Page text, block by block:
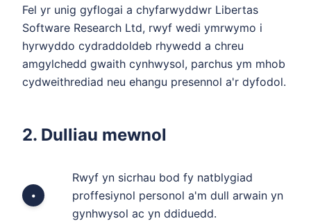
Fel yr unig gyflogai a chyfarwyddwr Libertas
Software Research Ltd, rwyf wedi ymrwymo i
hyrwyddo cydraddoldeb rhywedd a chreu
amgylchedd gwaith cynhwysol, parchus ym mhob
cydweithrediad neu ehangu presennol a'r dyfodol.
2. Dulliau mewnol
•
Rwyf yn sicrhau bod fy natblygiad
proffesiynol personol a'm dull arwain yn
gynhwysol ac yn ddiduedd.